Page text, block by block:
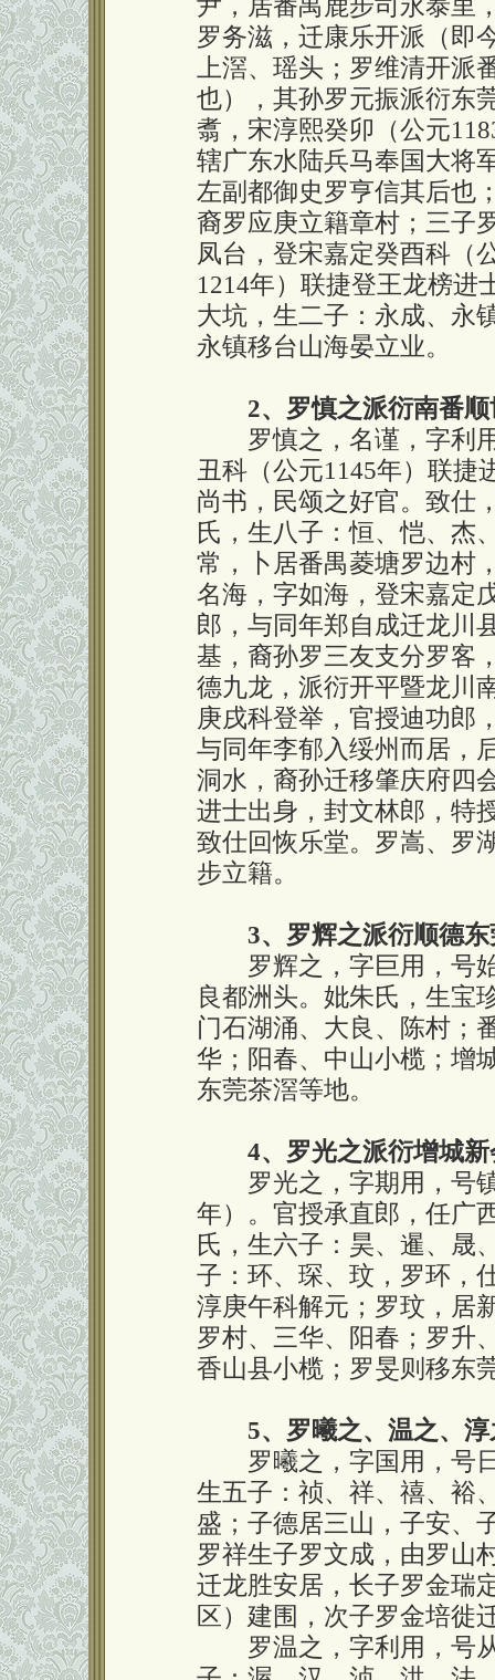
尹，居番禺鹿步司永泰里
罗务滋，迁康乐开派（即
上滘、瑶头；罗维清开
也），其孙罗元振派衍东
翥，宋淳熙癸卯（公元
辖广东水陆兵马奉国大将
左副都御史罗亨信其后也
裔罗应庚立籍章村；三子
凤台，登宋嘉定癸酉科（
1214年）联捷登王龙榜进
大坑，生二子：永成、永
永镇移台山海晏立业。
2、罗慎之派衍南番
罗慎之，名谨，字利用
丑科（公元1145年）联捷
尚书，民颂之好官。致仕
氏，生八子：恒、恺、杰
常，卜居番禺菱塘罗边村
名海，字如海，登宋嘉定
郎，与同年郑自成迁龙川
基，裔孙罗三友支分罗客
德九龙，派衍开平暨龙川
庚戌科登举，官授迪功郎
与同年李郁入绥州而居，
洞水，裔孙迁移肇庆府四
进士出身，封文林郎，特
致仕回恢乐堂。罗嵩、罗
步立籍。
3、罗辉之派衍顺德
罗辉之，字巨用，号始
良都洲头。妣朱氏，生宝
门石湖涌、大良、陈村；
华；阳春、中山小榄；增
东莞茶滘等地。
4、罗光之派衍增城
罗光之，字期用，号镇
年）。官授承直郎，任广
氏，生六子：昊、暹、晟
子：环、琛、玟，罗环，
淳庚午科解元；罗玟，居
罗村、三华、阳春；罗升
香山县小榄；罗旻则移东
5、罗曦之、温之、
罗曦之，字国用，号日
生五子：祯、祥、禧、裕
盛；子德居三山，子安、
罗祥生子罗文成，由罗山
迁龙胜安居，长子罗金瑞
区）建围，次子罗金培徙
罗温之，字利用，号从